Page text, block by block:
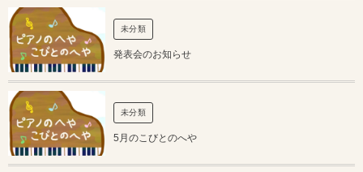
未分類
発表会のお知らせ
未分類
5月のこびとのへや